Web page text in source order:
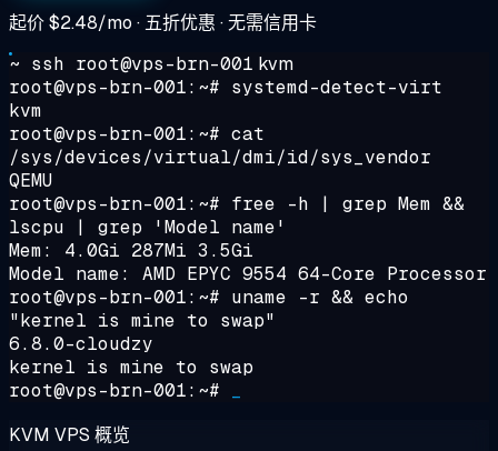
起价$2.48/mo · 五折优惠 · 无需信用卡
~ ssh root@vps-brn-001 kvm
root@vps-brn-001:~# systemd-detect-virt
kvm
root@vps-brn-001:~# cat
/sys/devices/virtual/dmi/id/sys_vendor
QEMU
root@vps-brn-001:~# free -h | grep Mem &&
lscpu | grep 'Model name'
Mem: 4.0Gi 287Mi 3.5Gi
Model name: AMD EPYC 9554 64-Core Processor
root@vps-brn-001:~# uname -r && echo
"kernel is mine to swap"
6.8.0-cloudzy
kernel is mine to swap
root@vps-brn-001:~#
KVM VPS 概览